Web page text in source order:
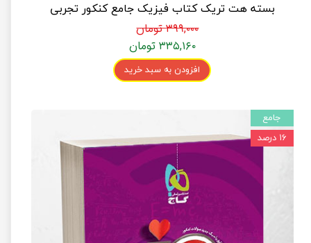
بسته هت تریک کتاب فیزیک جامع کنکور تجربی
۳۹۹,۰۰۰ تومان
۳۳۵,۱۶۰ تومان
افزودن به سبد خرید
جامع
۱۶ درصد